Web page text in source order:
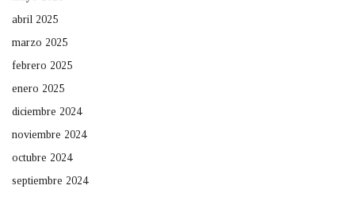
abril 2025
marzo 2025
febrero 2025
enero 2025
diciembre 2024
noviembre 2024
octubre 2024
septiembre 2024